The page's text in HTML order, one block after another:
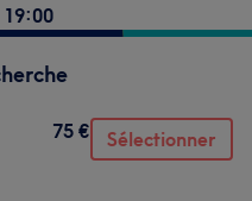
75 € Sélectionner